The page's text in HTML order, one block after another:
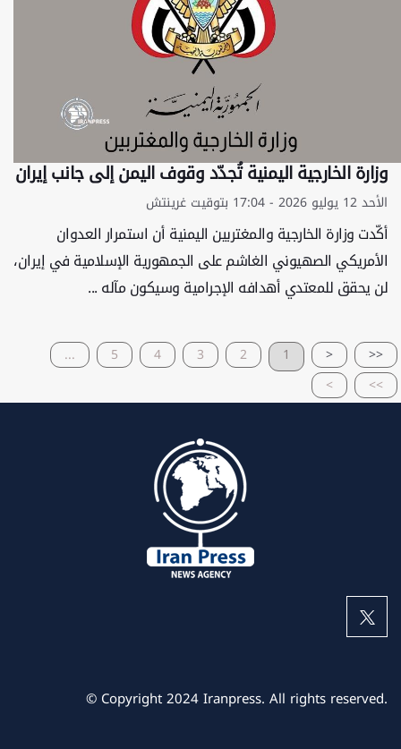
وزارة الخارجية اليمنية تُجدّد وقوف اليمن إلى جانب إيران
الأحد 12 يوليو 2026 - 17:04 بتوقيت غرينتش
أكّدت وزارة الخارجية والمغتربين اليمنية أن استمرار العدوان
الأمريكي الصهيوني الغاشم على الجمهورية الإسلامية في إيران،
لن يحقق للمعتدي أهدافه الإجرامية وسيكون مآله ...
<<
<
1
2
3
4
5
...
>
>>
© Copyright 2024 Iranpress. All rights reserved.